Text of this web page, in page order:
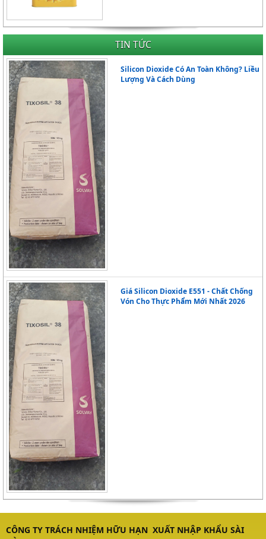
TIN TỨC
Silicon Dioxide Có An Toàn Không? Liều
Lượng Và Cách Dùng
Giá Silicon Dioxide E551 - Chất Chống
Vón Cho Thực Phẩm Mới Nhất 2026
CÔNG TY TRÁCH NHIỆM HỮU HẠN XUẤT NHẬP KHẨU SÀI